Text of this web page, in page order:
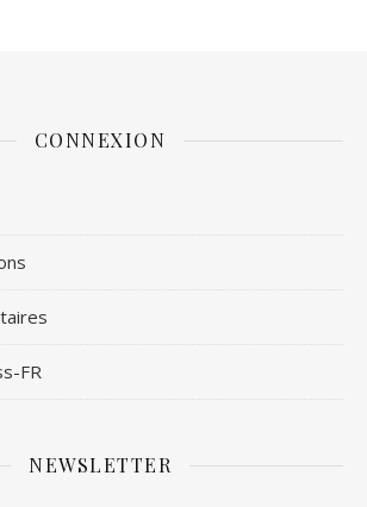
CONNEXION
FR
NEWSLETTER